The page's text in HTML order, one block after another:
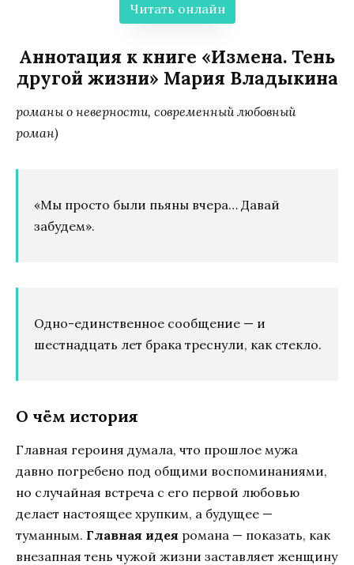
Читать онлайн
Аннотация к книге «Измена. Тень
другой жизни» Мария Владыкина
романы о неверности, современный любовный
роман)
«Мы просто были пьяны вчера… Давай
забудем».
Одно-единственное сообщение — и
шестнадцать лет брака треснули, как стекло.
О чём история
Главная героиня думала, что прошлое мужа
давно погребено под общими воспоминаниями,
но случайная встреча с его первой любовью
делает настоящее хрупким, а будущее —
туманным. Главная идея романа — показать, как
внезапная тень чужой жизни заставляет женщину